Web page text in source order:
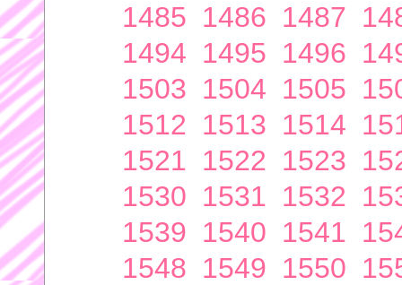
1485 1486 1487
1494 1495 1496
1503 1504 1505
1512 1513 1514
1521 1522 1523
1530 1531 1532
1539 1540 1541
1548 1549 1550